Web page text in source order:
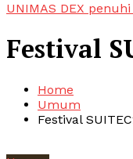
UNIMAS DEX
Festival
Home
Umum
Festival